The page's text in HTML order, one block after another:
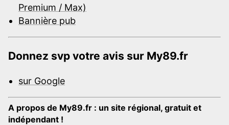
Premium / Max)
Bannière pub
Donnez svp votre avis sur My89.fr
sur Google
A propos de My89.fr : un site régional, gratuit et
indépendant !